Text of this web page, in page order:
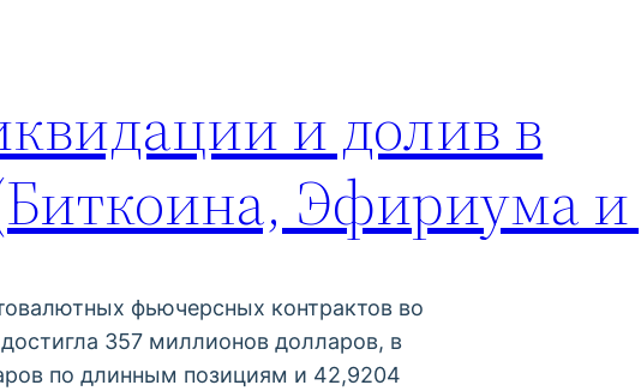
и долив в
Эфириума
фьючерсных контрактов во
357 миллионов долларов, в
по длинным позициям и 42,9204